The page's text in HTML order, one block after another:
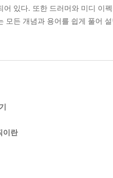
어 있다. 또한 드러머와 미디 이
모든 개념과 용어를 쉽게 풀어
이란